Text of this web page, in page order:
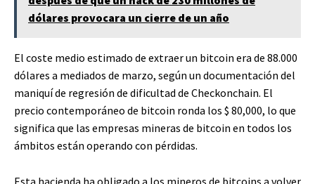
dólares provocara un cierre de un año
El coste medio estimado de extraer un bitcoin era de 88.000
dólares a mediados de marzo, según un documentación del
maniquí de regresión de dificultad de Checkonchain. El
precio contemporáneo de bitcoin ronda los $ 80,000, lo que
significa que las empresas mineras de bitcoin en todos los
ámbitos están operando con pérdidas.
Esta hacienda ha obligado a los mineros de bitcoins a volver